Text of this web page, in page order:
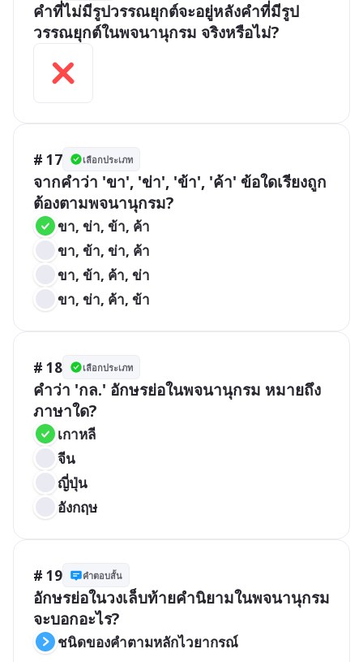
คำที่ไม่มีรูปวรรณยุกต์จะอยู่หลังคำที่มีรูป
วรรณยุกต์ในพจนานุกรม จริงหรือไม่?
# 17 เลือกประเภท
จากคำว่า 'ขา', 'ข่า', 'ข้า', 'ค้า' ข้อใดเรียงถูก
ต้องตามพจนานุกรม?
ขา, ข่า, ข้า, ค้า
ขา, ข้า, ข่า, ค้า
ขา, ข้า, ค้า, ข่า
ขา, ข่า, ค้า, ข้า
# 18 เลือกประเภท
คำว่า 'กล.' อักษรย่อในพจนานุกรม หมายถึง
ภาษาใด?
เกาหลี
จีน
ญี่ปุ่น
อังกฤษ
# 19 คำตอบสั้น
อักษรย่อในวงเล็บท้ายคำนิยามในพจนานุกรม
จะบอกอะไร?
ชนิดของคำตามหลักไวยากรณ์